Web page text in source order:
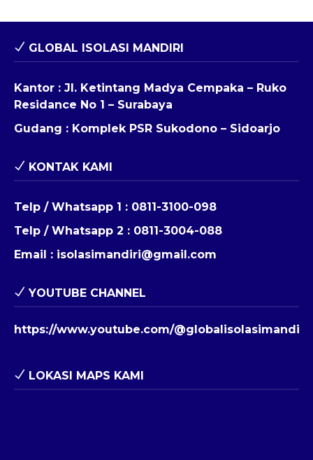
GLOBAL ISOLASI MANDIRI
Kantor : Jl. Ketintang Madya Cempaka – Ruko
Residance No 1 – Surabaya
Gudang : Komplek PSR Sukodono – Sidoarjo
KONTAK KAMI
Telp / Whatsapp 1 : 0811-3100-098
Telp / Whatsapp 2 : 0811-3004-088
Email : isolasimandiri@gmail.com
YOUTUBE CHANNEL
https://www.youtube.com/@globalisolasimandiri
LOKASI MAPS KAMI